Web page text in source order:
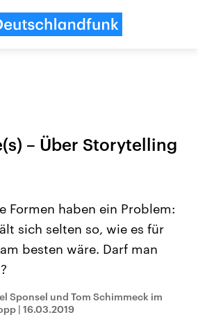
Anhalt
6.
das
Koalition aus
USA
Aktuelle Beiträge,
den mächtigsten Ländern
mit großem Einfluss auf
– Über Storytelling
Formen haben ein Problem:
sich selten so, wie es für
besten wäre. Darf man
Sponsel und Tom Schimmeck im
| 16.03.2019